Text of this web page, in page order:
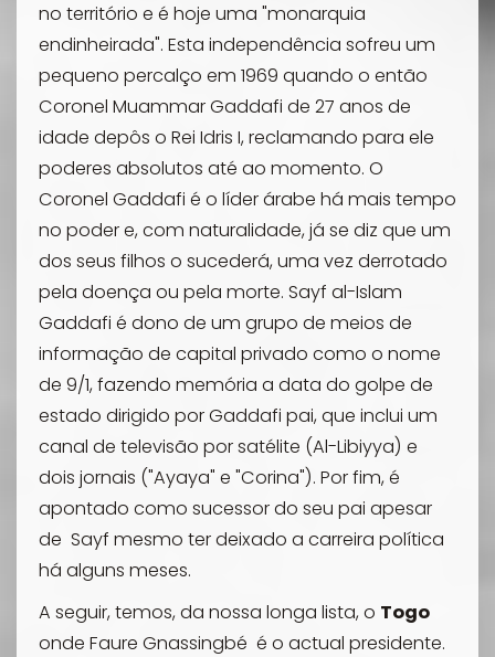
no território e é hoje uma "monarquia
endinheirada". Esta independência sofreu um
pequeno percalço em 1969 quando o então
Coronel Muammar Gaddafi de 27 anos de
idade depôs o Rei Idris I, reclamando para ele
poderes absolutos até ao momento. O
Coronel Gaddafi é o líder árabe há mais tempo
no poder e, com naturalidade, já se diz que um
dos seus filhos o sucederá, uma vez derrotado
pela doença ou pela morte. Sayf al-Islam
Gaddafi é dono de um grupo de meios de
informação de capital privado como o nome
de 9/1,fazendo memória a data do golpe de
estado dirigido por Gaddafi pai, que inclui um
canal de televisão por satélite (Al-Libiyya) e
dois jornais ("Ayaya" e "Corina"). Por fim,é
apontado como sucessor do seu pai apesar
de Sayf mesmo ter deixado a carreira política
há alguns meses.
A seguir, temos, da nossa longa lista, o Togo
onde Faure Gnassingbé é o actual presidente.